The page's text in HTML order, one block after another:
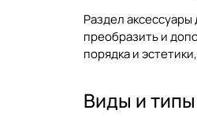
Разделаксессуары
преобразить и
порядка и
Виды и